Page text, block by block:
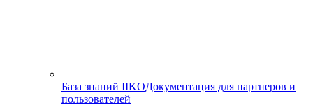
База знаний IIKOДокументация для партнеров и
пользователей